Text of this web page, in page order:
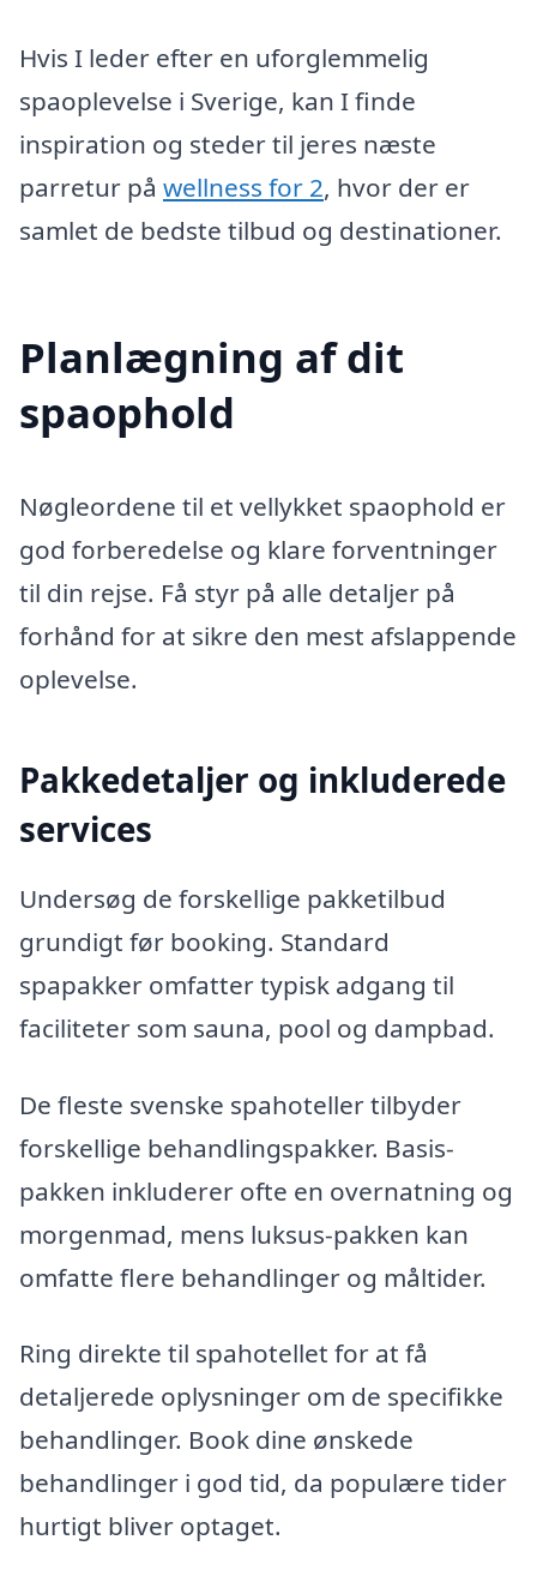
Hvis I leder efter en uforglemmelig
spaoplevelse i Sverige, kan I finde
inspiration og steder til jeres næste
parretur på wellness for 2, hvor der er
samlet de bedste tilbud og destinationer.
Planlægning af dit
spaophold
Nøgleordene til et vellykket spaophold er
god forberedelse og klare forventninger
til din rejse. Få styr på alle detaljer på
forhånd for at sikre den mest afslappende
oplevelse.
Pakkedetaljer og inkluderede
services
Undersøg de forskellige pakketilbud
grundigt før booking. Standard
spapakker omfatter typisk adgang til
faciliteter som sauna, pool og dampbad.
De fleste svenske spahoteller tilbyder
forskellige behandlingspakker. Basis-
pakken inkluderer ofte en overnatning og
morgenmad, mens luksus-pakken kan
omfatte flere behandlinger og måltider.
Ring direkte til spahotellet for at få
detaljerede oplysninger om de specifikke
behandlinger. Book dine ønskede
behandlinger i god tid, da populære tider
hurtigt bliver optaget.